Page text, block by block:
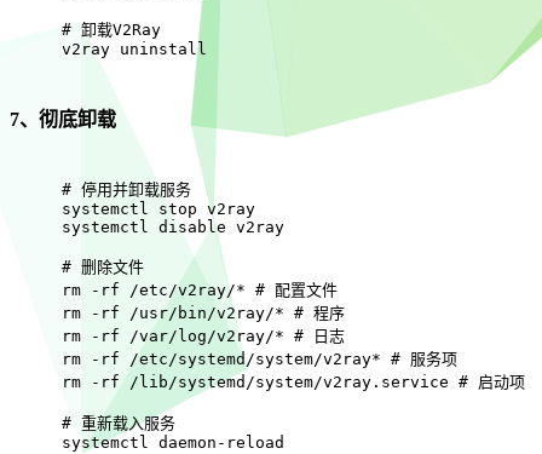
# 卸载V2Ray
v2ray uninstall
7、彻底卸载
# 停用并卸载服务
systemctl stop v2ray
systemctl disable v2ray
# 删除文件
rm -rf /etc/v2ray/* # 配置文件
rm -rf /usr/bin/v2ray/* # 程序
rm -rf /var/log/v2ray/* # 日志
rm -rf /etc/systemd/system/v2ray* # 服务项
rm -rf /lib/systemd/system/v2ray.service # 启动项
# 重新载入服务
systemctl daemon-reload